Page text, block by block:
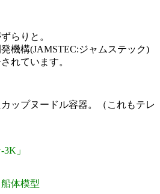
らりと。
機構(JAMSTEC:ジャムステック)
れています。
ップヌードル容器。（これもテレ
3K」
体模型